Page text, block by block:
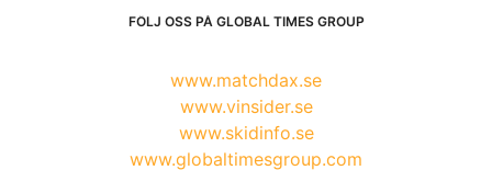
FÖLJ OSS PÅ GLOBAL TIMES GROUP
www.matchdax.se
www.vinsider.se
www.skidinfo.se
www.globaltimesgroup.com